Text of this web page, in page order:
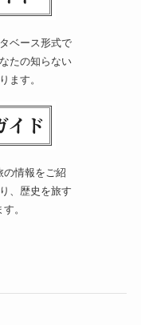
ベース形式で
たの知らない
ます。
の情報をご紹
、歴史を旅す
。